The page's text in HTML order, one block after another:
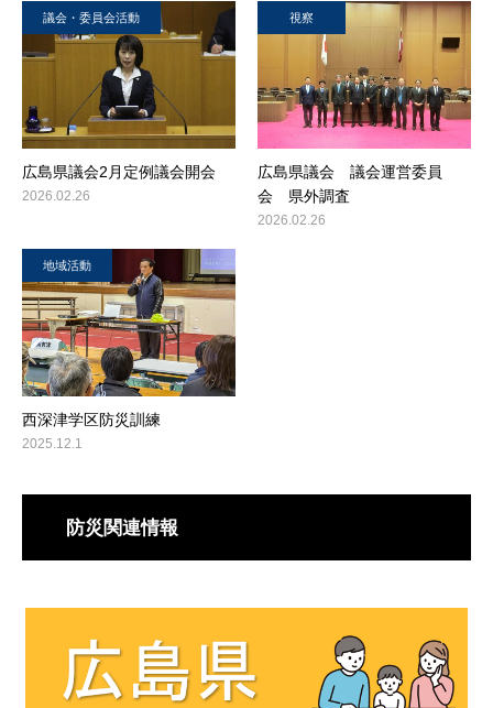
議会・委員会活動
広島県議会2月定例議会開会
2026.02.26
視察
広島県議会 議会運営委員
会 県外調査
2026.02.26
地域活動
西深津学区防災訓練
2025.12.1
防災関連情報